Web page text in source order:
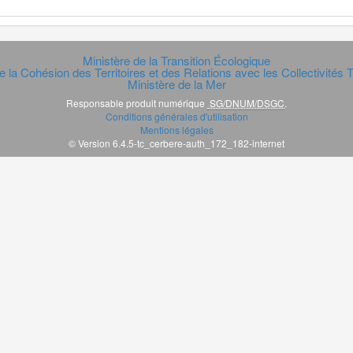
Ministère de la Transition Écologique
la Cohésion des Territoires et des Relations avec les Collectivités
Ministère de la Mer
Responsable produit numérique SG/DNUM/DSGC
Conditions générales d'utilisation
Mentions légales
© Version 6.4.5-tc_cerbere-auth_172_182-internet